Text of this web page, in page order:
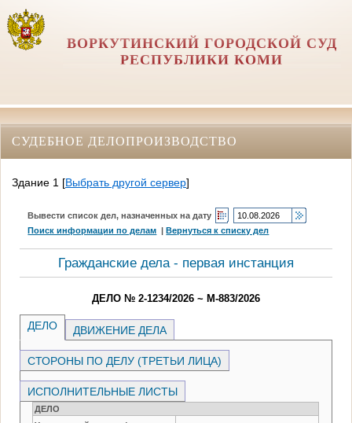
ВОРКУТИНСКИЙ ГОРОДСКОЙ СУД
РЕСПУБЛИКИ КОМИ
СУДЕБНОЕ ДЕЛОПРОИЗВОДСТВО
Здание 1 [Выбрать другой сервер]
Вывести список дел, назначенных на дату
Поиск информации по делам |Вернуться к списку дел
Гражданские дела - первая инстанция
ДЕЛО № 2-1234/2026 ~ М-883/2026
ДЕЛО ДВИЖЕНИЕ ДЕЛА
СТОРОНЫ ПО ДЕЛУ (ТРЕТЬИ ЛИЦА)
ИСПОЛНИТЕЛЬНЫЕ ЛИСТЫ
ДЕЛО